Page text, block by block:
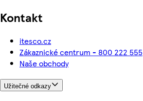
Kontakt
itesco.cz
Zákaznické centrum - 800 222 555
Naše obchody
Užitečné odkazy